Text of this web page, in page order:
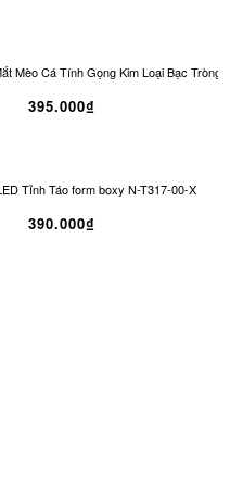
Mèo Cá Tính Gọng Kim Loại Bạc Tròng
395.000₫
Tỉnh Táo form boxy N-T317-00-X
390.000₫